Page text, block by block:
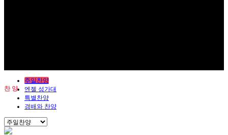
찬 양
주일찬양
엔젤 성가대
특별찬양
경배와 찬양